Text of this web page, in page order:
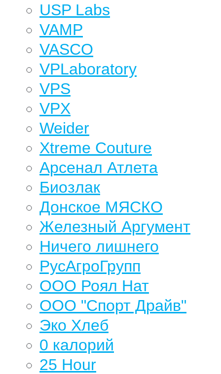
USP Labs
VAMP
VASCO
VPLaboratory
VPS
VPX
Weider
Xtreme Couture
Арсенал Атлета
Биозлак
Донское МЯСКО
Железный Аргумент
Ничего лишнего
РусАгроГрупп
ООО Роял Нат
ООО "Спорт Драйв"
Эко Хлеб
0 калорий
25 Hour